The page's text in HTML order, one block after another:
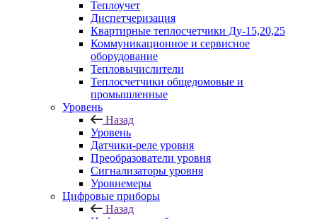
Теплоучет
Диспетчеризация
Квартирные теплосчетчики Ду-15,20,25
Коммуникационное и сервисное
оборудование
Тепловычислители
Теплосчетчики общедомовые и
промышленные
Уровень
Назад
Уровень
Датчики-реле уровня
Преобразователи уровня
Сигнализаторы уровня
Уровнемеры
Цифровые приборы
Назад